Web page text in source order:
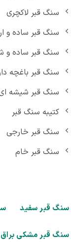
سنگ قبر لاکچری
سنگ قبر ساده و
سنگ قبر ساده و
سنگ قبر باغچه دار
سنگ قبر شیشه ای
کتیبه سنگ قبر
سنگ قبر خارجی
سنگ قبر خام
قبر سفید
قبر مشکی براق